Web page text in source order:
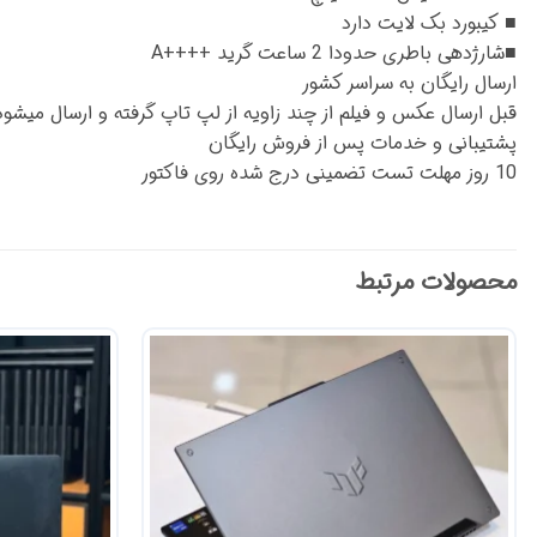
■ کیبورد بک لایت دارد
■شارژدهی باطری حدودا 2 ساعت گرید ++++A
ارسال رایگان به سراسر کشور
قبل ارسال عکس و فیلم از چند زاویه از لپ تاپ گرفته و ارسال
پشتیبانی و خدمات پس از فروش رایگان
10 روز مهلت تست تضمینی درج شده روی فاکتور
محصولات مرتبط